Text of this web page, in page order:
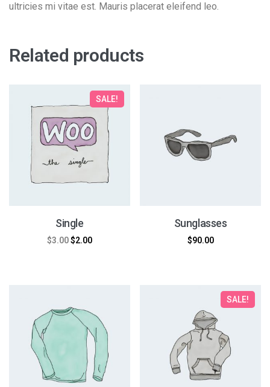
ultricies mi vitae est. Mauris placerat eleifend leo.
Related products
SALE!
Single
$3.00$2.00
Sunglasses
$90.00
SALE!